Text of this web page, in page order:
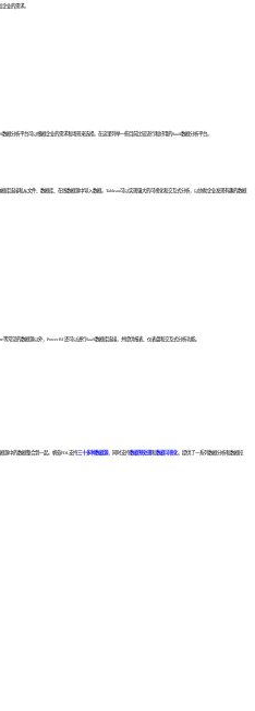
业的需求。
数据分析平台可以根据企业的需求和场景来选择。 在这里列举一些目前比较流行和好用的SaaS数据分析平台。
据库连接和 从文件、数据库、在线数据源中导入数据。Tableau可以实现强大的可视化和交互式分析，以协助企业发现有趣的数据
等常见的数据源以外，Power BI 还可以进行SaaS数据库连接， 并提供报表、仪表盘和交互式分析功能。
源中的数据整合到一起。帆软FDL支持三十多种数据源 ，同时支持 数据预处理和 数据可视化，提供了一系列数据分析和数据挖